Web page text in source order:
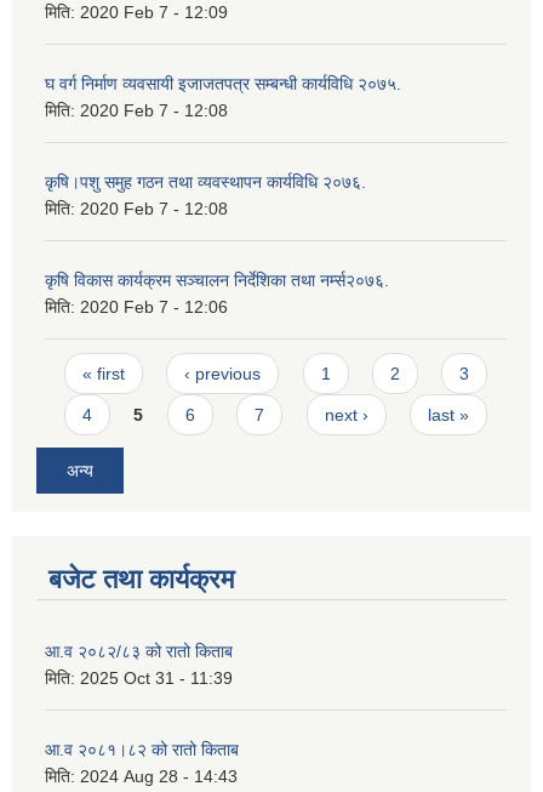
मिति: 2020 Feb 7 - 12:09
घ वर्ग निर्माण व्यवसायी इजाजतपत्र सम्बन्धी कार्यविधि २०७५.
मिति: 2020 Feb 7 - 12:08
कृषि।पशु समुह गठन तथा व्यवस्थापन कार्यविधि २०७६.
मिति: 2020 Feb 7 - 12:08
कृषि विकास कार्यक्रम सञ्चालन निर्देशिका तथा नर्म्स२०७६.
मिति: 2020 Feb 7 - 12:06
Pages
« first ‹ previous 1 2 3
4 5 6 7 next › last »
अन्य
बजेट तथा कार्यक्रम
आ.व २०८२/८३ को रातो किताब
मिति: 2025 Oct 31 - 11:39
आ.व २०८१।८२ को रातो किताब
मिति: 2024 Aug 28 - 14:43